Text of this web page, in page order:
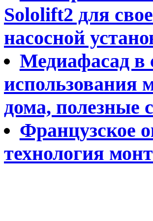
Sololift2 для
насосной
Медиафасад в
использования
дома, полезные
Французское
технология